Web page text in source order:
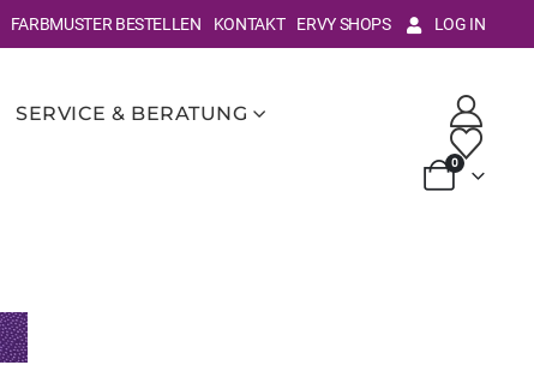
FARBMUSTER BESTELLEN KONTAKT ERVY SHOPS LOG IN
SERVICE & BERATUNG
0